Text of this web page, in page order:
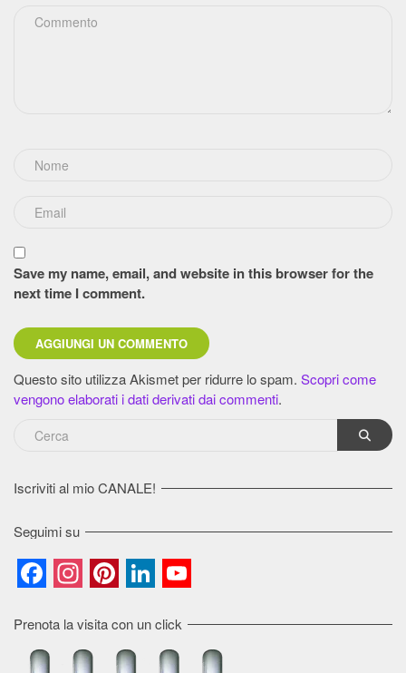
Save my name, email, and website in this browser for the
next time I comment.
Questo sito utilizza Akismet per ridurre lo spam. Scopri come
vengono elaborati i dati derivati dai commenti.
Iscriviti al mio CANALE!
Seguimi su
Channel
Prenota la visita con un click